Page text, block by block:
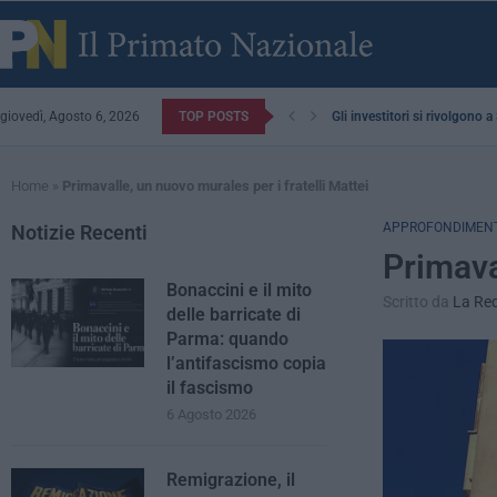
giovedì, Agosto 6, 2026 TOP POSTS Gli investitori si rivolgono
Home » Primavalle, un nuovo murales per i fratelli Mattei
Scritto da La
Notizie Recenti
Bonaccini e il mito
delle barricate di
Parma: quando
l’antifascismo copia
il fascismo
6 Agosto 2026
Remigrazione, il